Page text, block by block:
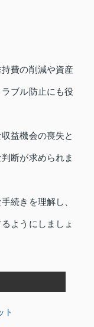
費の削減や資産
ブル防止にも役
益機会の喪失と
断が求められま
続きを理解し、
ようにしましょ
ト